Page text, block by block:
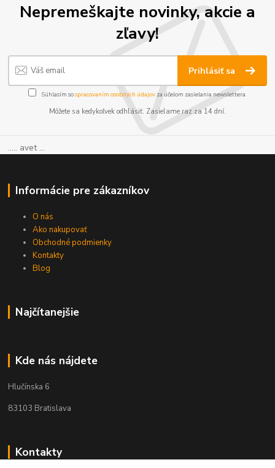
Nepremeškajte novinky, akcie a
zľavy!
Prihlásiť sa
Súhlasím sospracovaním osobných údajov za účelom zasielania newslettera.
Môžete sa kedykoľvek odhlásiť. Zasielame raz za 14 dní.
..... avet ...
Informácie pre zákazníkov
O nás
Ako nakupovať
Obchodné podmienky
Kontakty
Blog
Najčítanejšie
Kde nás nájdete
Hlučínska 6
83103 Bratislava
Kontakty